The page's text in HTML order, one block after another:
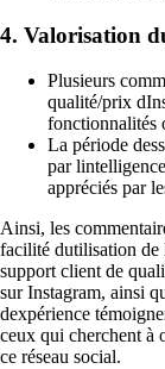
4. Valorisation
Plusieurs
qualité/prix
fonctionnalités
La période
par
appréciés par
Ainsi, les
facilité dutilisation de
support client de
sur Instagram, ainsi
dexpérience
ceux qui cherchent à
ce réseau social.